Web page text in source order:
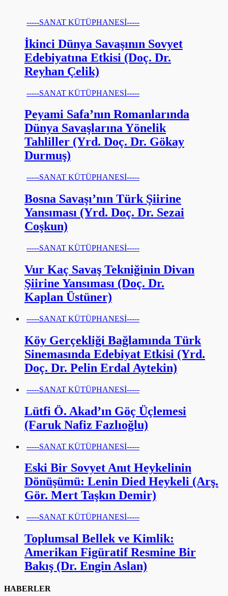
-----SANAT KÜTÜPHANESİ-----
İkinci Dünya Savaşının Sovyet
Edebiyatına Etkisi (Doç. Dr.
Reyhan Çelik)
-----SANAT KÜTÜPHANESİ-----
Peyami Safa’nın Romanlarında
Dünya Savaşlarına Yönelik
Tahliller (Yrd. Doç. Dr. Gökay
Durmuş)
-----SANAT KÜTÜPHANESİ-----
Bosna Savaşı’nın Türk Şiirine
Yansıması (Yrd. Doç. Dr. Sezai
Coşkun)
-----SANAT KÜTÜPHANESİ-----
Vur Kaç Savaş Tekniğinin Divan
Şiirine Yansıması (Doç. Dr.
Kaplan Üstüner)
-----SANAT KÜTÜPHANESİ-----
Köy Gerçekliği Bağlamında Türk
Sinemasında Edebiyat Etkisi (Yrd.
Doç. Dr. Pelin Erdal Aytekin)
-----SANAT KÜTÜPHANESİ-----
Lütfi Ö. Akad’ın Göç Üçlemesi
(Faruk Nafiz Fazlıoğlu)
-----SANAT KÜTÜPHANESİ-----
Eski Bir Sovyet Anıt Heykelinin
Dönüşümü: Lenin Died Heykeli (Arş.
Gör. Mert Taşkın Demir)
-----SANAT KÜTÜPHANESİ-----
Toplumsal Bellek ve Kimlik:
Amerikan Figüratif Resmine Bir
Bakış (Dr. Engin Aslan)
HABERLER